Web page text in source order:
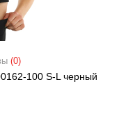
(0)
100 S-L черный